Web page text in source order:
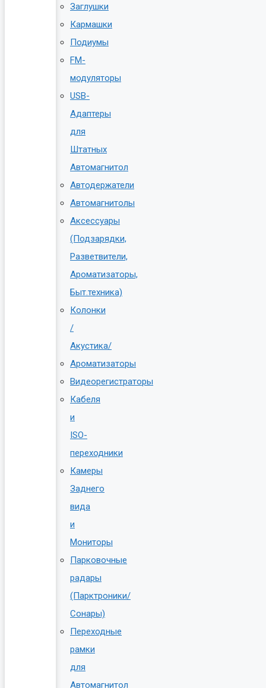
Заглушки
Кармашки
Подиумы
FM-
модуляторы
USB-
Адаптеры
для
Штатных
Автомагнитол
Автодержатели
Автомагнитолы
Аксессуары
(Подзарядки,
Разветвители,
Ароматизаторы,
Быт.техника)
Колонки
/
Акустика/
Ароматизаторы
Видеорегистраторы
Кабеля
и
ISO-
переходники
Камеры
Заднего
вида
и
Мониторы
Парковочные
радары
(Парктроники/
Сонары)
Переходные
рамки
для
Автомагнитол